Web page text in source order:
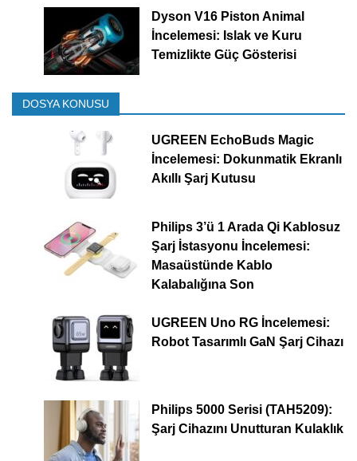
Dyson V16 Piston Animal
İncelemesi: Islak ve Kuru
Temizlikte Güç Gösterisi
DOSYA KONUSU
UGREEN EchoBuds Magic
İncelemesi: Dokunmatik Ekranlı
Akıllı Şarj Kutusu
Philips 3’ü 1 Arada Qi Kablosuz
Şarj İstasyonu İncelemesi:
Masaüstünde Kablo
Kalabalığına Son
UGREEN Uno RG İncelemesi:
Robot Tasarımlı GaN Şarj Cihazı
Philips 5000 Serisi (TAH5209):
Şarj Cihazını Unutturan Kulaklık